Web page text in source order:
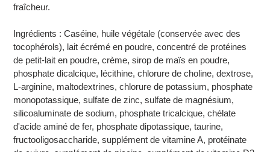
fraîcheur.
Ingrédients : Caséine, huile végétale (conservée avec des
tocophérols), lait écrémé en poudre, concentré de protéines
de petit-lait en poudre, crème, sirop de maïs en poudre,
phosphate dicalcique, lécithine, chlorure de choline, dextrose,
L-arginine, maltodextrines, chlorure de potassium, phosphate
monopotassique, sulfate de zinc, sulfate de magnésium,
silicoaluminate de sodium, phosphate tricalcique, chélate
d'acide aminé de fer, phosphate dipotassique, taurine,
fructooligosaccharide, supplément de vitamine A, protéinate